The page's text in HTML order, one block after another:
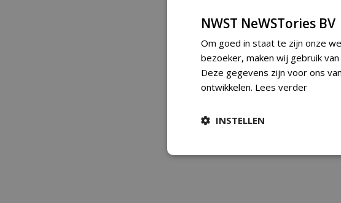
NWST NeWSTories BV
Om goed in staat te zijn onze
bezoeker, maken wij gebruik van
Deze gegevens zijn voor ons
ontwikkelen. Lees verder
INSTELLEN